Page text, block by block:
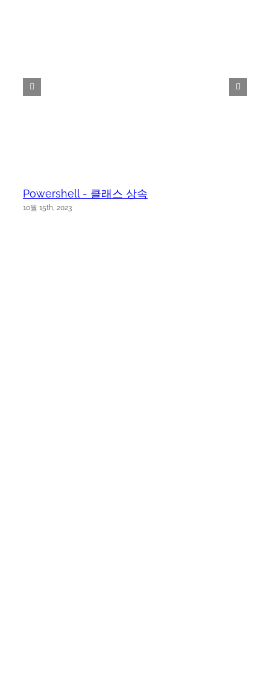
Powershell - 클래스 상속
10월 15th, 2023